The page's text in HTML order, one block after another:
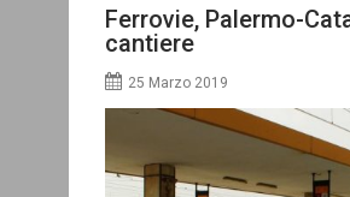
Ferrovie, Palermo-
cantiere
25 Marzo 2019